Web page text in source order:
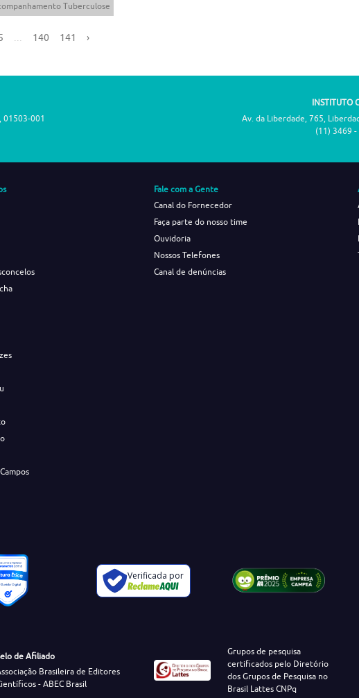
Tuberculose
140 141 ›
01503-001
INSTITUTO
Av. da Liberdade, 765,
(11) 3469
Fale com a Gente
Canal do Fornecedor
Faça parte do nosso time
Ouvidoria
Nossos Telefones
Canal de denúncias
Verificada por
de Afiliado
Brasileira de Editores
- ABEC Brasil
Grupos de pesquisa
certificados pelo Diretório
dos Grupos de Pesquisa no
Brasil Lattes CNPq